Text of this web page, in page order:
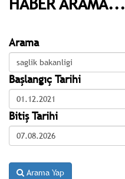
Arama
Başlangıç Tarihi
Bitiş Tarihi
Arama Yap